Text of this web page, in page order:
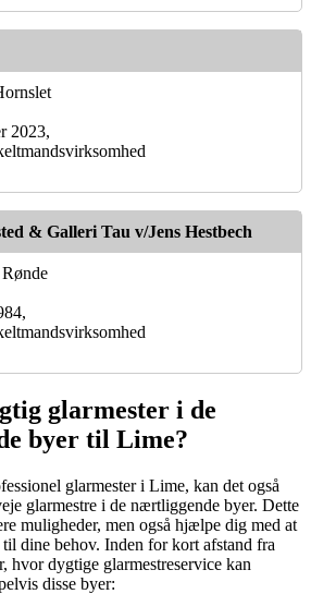
2023,
& Galleri Tau v/Jens Hestbech
glarmester i de
byer til Lime?
glarmester i Lime, kan det også
glarmestre i de nærtliggende byer. Dette
muligheder, men også hjælpe dig med at
dine behov. Inden for kort afstand fra
hvor dygtige glarmestreservice kan
disse byer: